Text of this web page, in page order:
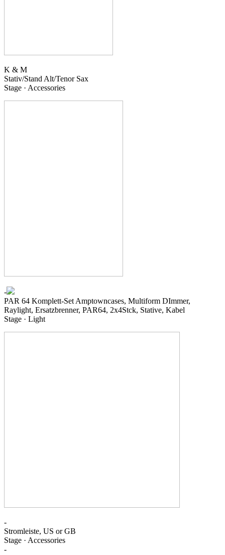
K & M
Stativ/Stand Alt/Tenor Sax
Stage · Accessories
-
PAR 64 Komplett-Set Amptowncases, Multiform DImmer,
Raylight, Ersatzbrenner, PAR64, 2x4Stck, Stative, Kabel
Stage · Light
-
Stromleiste, US or GB
Stage · Accessories
-